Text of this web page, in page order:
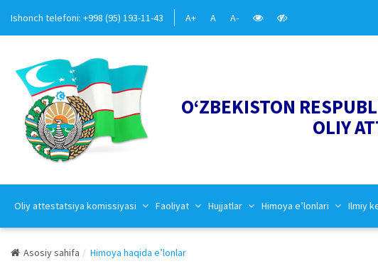
Ishonch telefoni: +998 (95) 193-11-43 A+ A A-
O‘ZBEKISTON
OLIY
Oliy attestatsiya komissiyasi Faoliyat Hujjatlar Himoya e’lonlari Ilmiy
Asosiy sahifa Himoya haqida e’lonlar